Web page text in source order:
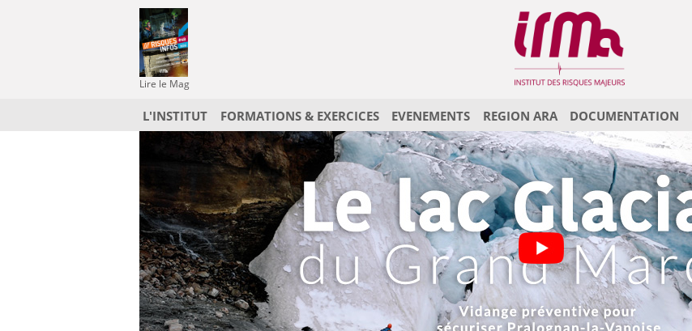
Lire le Mag
L'INSTITUT FORMATIONS & EXERCICES EVENEMENTS REGION ARA DOCUMENTATION